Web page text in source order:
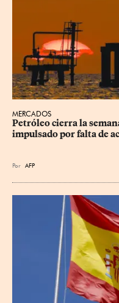
MERCADOS
Petróleo cierra la
impulsado por falta de
Por AFP